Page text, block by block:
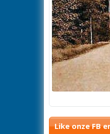
Like onze FB